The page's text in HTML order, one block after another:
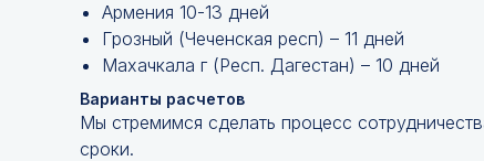
Армения 10-13 дней
Грозный (Чеченская респ) – 11 дней
Махачкала г (Респ. Дагестан) – 10 дней
Варианты расчетов
Мы стремимся сделать процесс
сроки.